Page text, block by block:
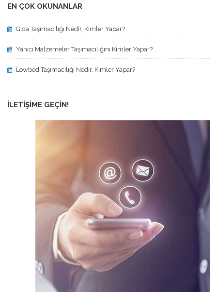
EN ÇOK OKUNANLAR
Gıda Taşımacılığı Nedir, Kimler Yapar?
Yanıcı Malzemeler Taşımacılığını Kimler Yapar?
Lowbed Taşımacılığı Nedir, Kimler Yapar?
İLETIŞIME GEÇIN!